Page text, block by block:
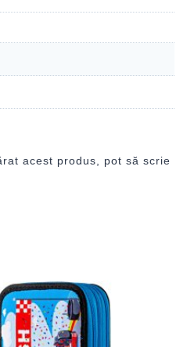
acest produs, pot să scrie